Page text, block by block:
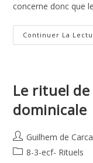
concerne donc que
Continuer La
Le rituel
dominicale
Auteur/autrice
de
Guilhem de
Post8-3-ecf- Rituels